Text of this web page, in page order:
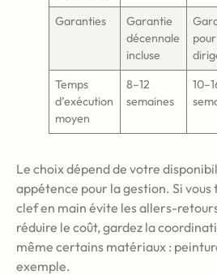
Garanties
Garantie
décennale
incluse
Temps
d’exécution
moyen
8–12
semaines
Le choix dépend de votre
appétence pour la gestion. Si
clef en main évite les allers-
réduire le coût, gardez la
même certains matériaux :
exemple.